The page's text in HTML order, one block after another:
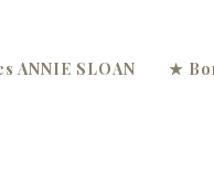
ANNIE SLOAN ★